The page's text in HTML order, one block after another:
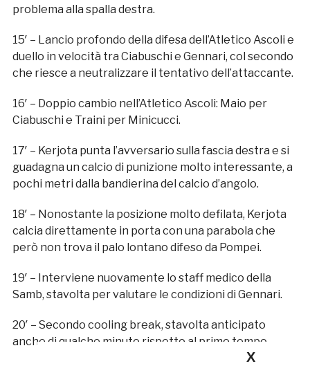
problema alla spalla destra.
15′ – Lancio profondo della difesa dell’Atletico Ascoli e
duello in velocità tra Ciabuschi e Gennari, col secondo
che riesce a neutralizzare il tentativo dell’attaccante.
16′ – Doppio cambio nell’Atletico Ascoli: Maio per
Ciabuschi e Traini per Minicucci.
17′ – Kerjota punta l’avversario sulla fascia destra e si
guadagna un calcio di punizione molto interessante, a
pochi metri dalla bandierina del calcio d’angolo.
18′ – Nonostante la posizione molto defilata, Kerjota
calcia direttamente in porta con una parabola che
però non trova il palo lontano difeso da Pompei.
19′ – Interviene nuovamente lo staff medico della
Samb, stavolta per valutare le condizioni di Gennari.
20′ – Secondo cooling break, stavolta anticipato
anche di qualche minuto rispetto al primo tempo.
X